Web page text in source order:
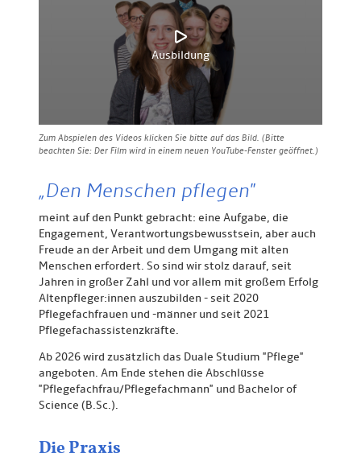
Ausbildung
Zum Abspielen des Videos klicken Sie bitte auf das Bild. (Bitte
beachten Sie: Der Film wird in einem neuen YouTube-Fenster geöffnet.)
„Den Menschen pflegen"
meint auf den Punkt gebracht: eine Aufgabe, die
Engagement, Verantwortungs­bewusstsein, aber auch
Freude an der Arbeit und dem Umgang mit alten
Menschen erfordert. So sind wir stolz darauf, seit
Jahren in großer Zahl und vor allem mit großem Erfolg
Altenpfleger:innen auszubilden - seit 2020
Pflegefachfrauen und -männer und seit 2021
Pflegefachassistenzkräfte.
Ab 2026 wird zusätzlich das Duale Studium "Pflege"
angeboten. Am Ende stehen die Abschlüsse
"Pflegefachfrau/Pflegefachmann" und Bachelor of
Science (B.Sc.).
Die Praxis